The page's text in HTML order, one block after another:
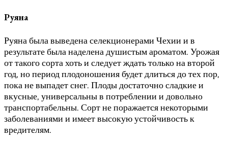
Руяна
Руяна была выведена селекционерами Чехии и в
результате была наделена душистым ароматом. Урожая
от такого сорта хоть и следует ждать только на второй
год, но период плодоношения будет длиться до тех пор,
пока не выпадет снег. Плоды достаточно сладкие и
вкусные, универсальны в потреблении и довольно
транспортабельны. Сорт не поражается некоторыми
заболеваниями и имеет высокую устойчивость к
вредителям.